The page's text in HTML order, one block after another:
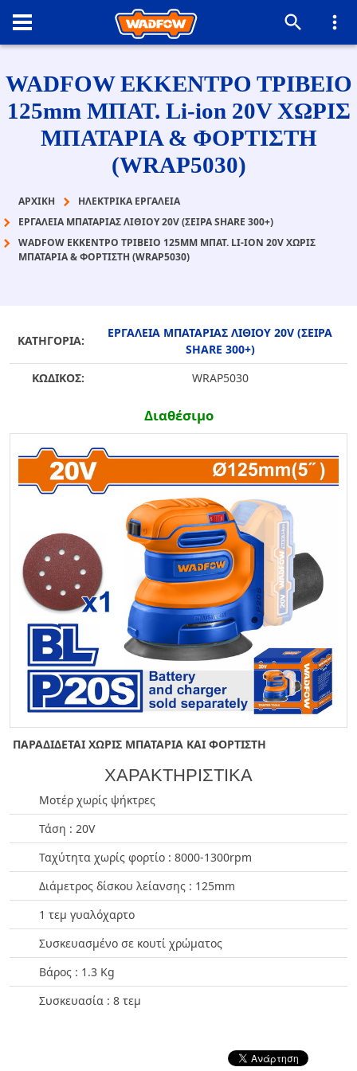
WADFOW ΕΚΚΕΝΤΡΟ ΤΡΙΒΕΙΟ
125mm ΜΠΑΤ. Li-ion 20V ΧΩΡΙΣ
ΜΠΑΤΑΡΙΑ & ΦΟΡΤΙΣΤΗ
(WRAP5030)
ΑΡΧΙΚΉ
ΗΛΕΚΤΡΙΚΑ ΕΡΓΑΛΕΙΑ
ΕΡΓΑΛΕΙΑ ΜΠΑΤΑΡΙΑΣ ΛΙΘΙΟΥ 20V (ΣΕΙΡΑ SHARE 300+)
WADFOW ΕΚΚΕΝΤΡΟ ΤΡΙΒΕΙΟ 125MM ΜΠΑΤ. LI-ION 20V ΧΩΡΙΣ
ΜΠΑΤΑΡΙΑ & ΦΟΡΤΙΣΤΗ (WRAP5030)
ΚΑΤΗΓΟΡΙΑ:
ΕΡΓΑΛΕΙΑ ΜΠΑΤΑΡΙΑΣ ΛΙΘΙΟΥ 20V (ΣΕΙΡΑ
SHARE 300+)
ΚΩΔΙΚΟΣ:
WRAP5030
Διαθέσιμο
ΠΑΡΑΔΙΔΕΤΑΙ ΧΩΡΙΣ ΜΠΑΤΑΡΙΑ ΚΑΙ ΦΟΡΤΙΣΤΗ
ΧΑΡΑΚΤΗΡΙΣΤΙΚΑ
Μοτέρ χωρίς ψήκτρες
Τάση : 20V
Ταχύτητα χωρίς φορτίο : 8000-1300rpm
Διάμετρος δίσκου λείανσης : 125mm
1 τεμ γυαλόχαρτο
Συσκευασμένο σε κουτί χρώματος
Βάρος : 1.3 Kg
Συσκευασία : 8 τεμ